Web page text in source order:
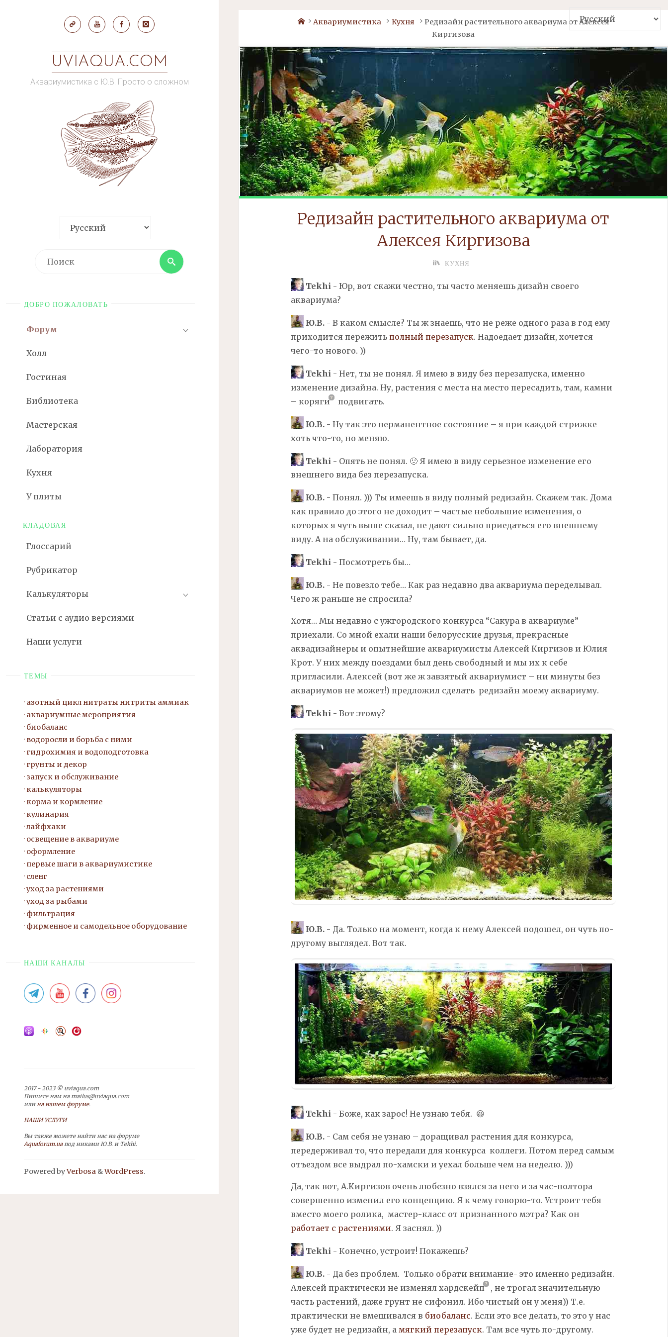
UVIAQUA.COM
Аквариумистика с Ю.В. Просто о сложном
Поиск
ДОБРО ПОЖАЛОВАТЬ
Форум
Холл
Гостиная
Библиотека
Мастерская
Лаборатория
Кухня
У плиты
КЛАДОВАЯ
Глоссарий
Рубрикатор
Калькуляторы
Статьи с аудио версиями
Наши услуги
ТЕМЫ
азотный цикл нитраты нитриты аммиак
аквариумные мероприятия
биобаланс
водоросли и борьба с ними
гидрохимия и водоподготовка
грунты и декор
запуск и обслуживание
калькуляторы
корма и кормление
кулинария
лайфхаки
освещение в аквариуме
оформление
первые шаги в аквариумистике
сленг
уход за растениями
уход за рыбами
фильтрация
фирменное и самодельное оборудование
НАШИ КАНАЛЫ
2017 - 2023 © uviaqua.com
Пишите нам на mailus@uviaqua.com
илина нашем форуме.
НАШИ УСЛУГИ
Вы также можете найти нас на форуме
Aquaforum.uaпод никами Ю.В. и Tekhi.
Powered byVerbosa &WordPress.
Home
Аквариумистика Кухня
Редизайн растительного аквариума от Алексея
Киргизова
Редизайн растительного аквариума от
Алексея Киргизова
КУХНЯ
Tekhi - Юр, вот скажи честно, ты часто меняешь дизайн своего
аквариума?
Ю.В.- В каком смысле? Ты ж знаешь, что не реже одного раза в год ему
приходится пережить полный перезапуск. Надоедает дизайн, хочется
чего-то нового. ))
Tekhi - Нет, ты не понял. Я имею в виду без перезапуска, именно
изменение дизайна. Ну, растения с места на место пересадить, там, камни
– коряги подвигать.
Ю.В.- Ну так это перманентное состояние – я при каждой стрижке
хоть что-то, но меняю.
Tekhi - Опять не понял. 🙁 Я имею в виду серьезное изменение его
внешнего вида без перезапуска.
Ю.В.- Понял. ))) Ты имеешь в виду полный редизайн. Скажем так. Дома
как правило до этого не доходит – частые небольшие изменения, о
которых я чуть выше сказал, не дают сильно приедаться его внешнему
виду. А на обслуживании… Ну, там бывает, да.
Tekhi - Посмотреть бы…
Ю.В.- Не повезло тебе… Как раз недавно два аквариума переделывал.
Чего ж раньше не спросила?
Хотя… Мы недавно с ужгородского конкурса “Сакура в аквариуме”
приехали. Со мной ехали наши белорусские друзья, прекрасные
аквадизайнеры и опытнейшие аквариумисты Алексей Киргизов и Юлия
Крот. У них между поездами был день свободный и мы их к себе
пригласили. Алексей (вот же ж завзятый аквариумист – ни минуты без
аквариумов не может!) предложил сделать редизайн моему аквариуму.
Tekhi - Вот этому?
Ю.В.- Да. Только на момент, когда к нему Алексей подошел, он чуть по-
другому выглядел. Вот так.
Tekhi - Боже, как зарос! Не узнаю тебя. 😆
Ю.В.- Сам себя не узнаю – доращивал растения для конкурса,
передерживал то, что передали для конкурса коллеги. Потом перед самым
отъездом все выдрал по-хамски и уехал больше чем на неделю. )))
Да, так вот, А.Киргизов очень любезно взялся за него и за час-полтора
совершенно изменил его концепцию. Я к чему говорю-то. Устроит тебя
вместо моего ролика, мастер-класс от признанного мэтра? Как он
работает с растениями. Я заснял. ))
Tekhi - Конечно, устроит! Покажешь?
Ю.В.- Да без проблем. Только обрати внимание- это именно редизайн.
Алексей практически не изменял хардскейп , не трогал значительную
часть растений, даже грунт не сифонил. Ибо чистый он у меня)) Т.е.
практически не вмешивался в биобаланс. Если это все делать, то это у нас
уже будет не редизайн, а мягкий перезапуск. Там все чуть по-другому.